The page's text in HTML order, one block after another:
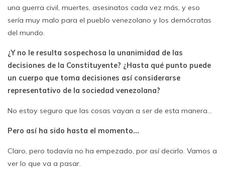
una guerra civil, muertes, asesinatos cada vez más, y eso
sería muy malo para el pueblo venezolano y los demócratas
del mundo.
¿Y no le resulta sospechosa la unanimidad de las
decisiones de la Constituyente? ¿Hasta qué punto puede
un cuerpo que toma decisiones así considerarse
representativo de la sociedad venezolana?
No estoy seguro que las cosas vayan a ser de esta manera…
Pero así ha sido hasta el momento…
Claro, pero todavía no ha empezado, por así decirlo. Vamos a
ver lo que va a pasar.